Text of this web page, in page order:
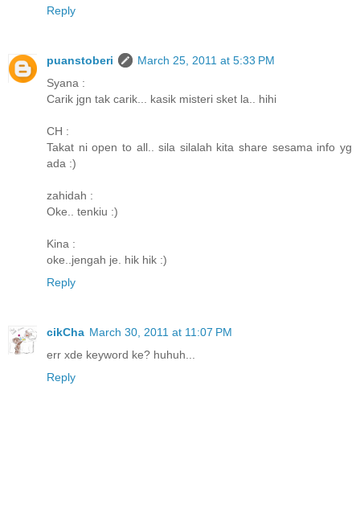
Reply
puanstoberi
March 25, 2011 at 5:33 PM
Syana :
Carik jgn tak carik... kasik misteri sket la.. hihi
CH :
Takat ni open to all.. sila silalah kita share sesama info yg
ada :)
zahidah :
Oke.. tenkiu :)
Kina :
oke..jengah je. hik hik :)
Reply
cikCha March 30, 2011 at 11:07 PM
err xde keyword ke? huhuh...
Reply